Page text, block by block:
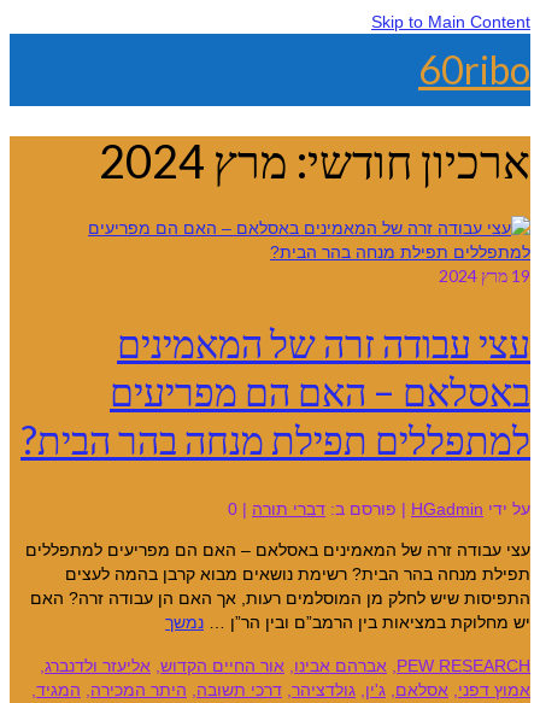
Skip to Main Content
60ribo
ארכיון חודשי: מרץ 2024
19מרץ 2024
עצי עבודה זרה של המאמינים
באסלאם – האם הם מפריעים
למתפללים תפילת מנחה בהר הבית?
על ידי HGadmin
| פורסם ב: דברי תורה |
0
עצי עבודה זרה של המאמינים באסלאם – האם הם מפריעים למתפללים
תפילת מנחה בהר הבית? רשימת נושאים מבוא קרבן בהמה לעצים
התפיסות שיש לחלק מן המוסלמים רעות, אך האם הן עבודה זרה? האם
יש מחלוקת במציאות בין הרמב”ם ובין הר”ן …
נמשך
PEW RESEARCH
, אברהם אבינו, אור החיים הקדוש, אליעזר ולדנברג,
אמוץ דפני, אסלאם, ג'ין, גולדציהר, דרכי תשובה, היתר המכירה, המגיד,